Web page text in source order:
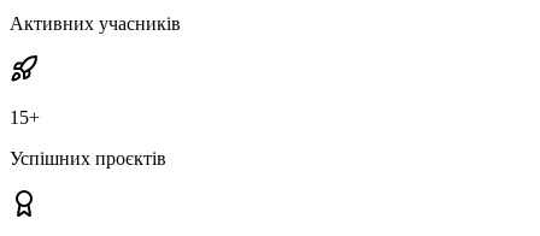
Активних учасників
15+
Успішних проєктів